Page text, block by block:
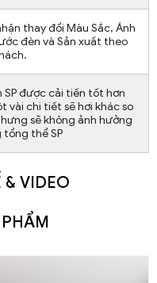
thay đổi Màu Sắc, Ánh
đèn và Sản xuất theo
SP được cải tiến tốt hơn
vài chi tiết sẽ hơi khác so
sẽ không ảnh hưởng
tổng thể SP
& VIDEO